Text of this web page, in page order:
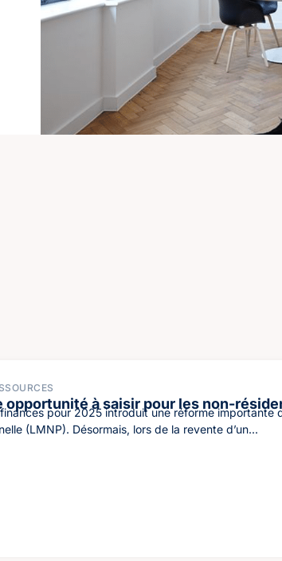
opportunité à saisir pour les non-
pour 2025 introduit une réforme importante
(LMNP). Désormais, lors de la revente d’un...